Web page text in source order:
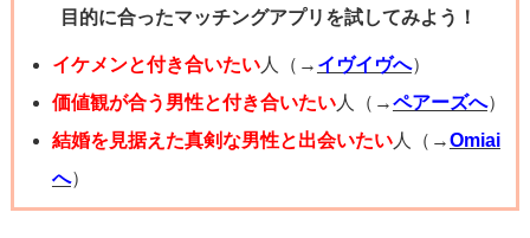
今後どうするかですが、
お友達に自身の気持ちを伝え、恋バナの相談には乗れない
と言ってもいいし、
まずは自身と向き合い、この気持ちが本当なのかどうか見
極めてからどうするか
考えても良いと思います。
目的に合ったマッチングアプリを試してみよう！
イケメンと付き合いたい人（→ イヴイヴへ）
価値観が合う男性と付き合いたい人（→ペアーズへ）
結婚を見据えた真剣な男性と出会いたい人（→Omiai
へ）